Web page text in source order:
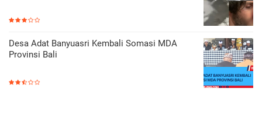
Desa Adat Banyuasri Kembali Somasi MDA
Provinsi Bali